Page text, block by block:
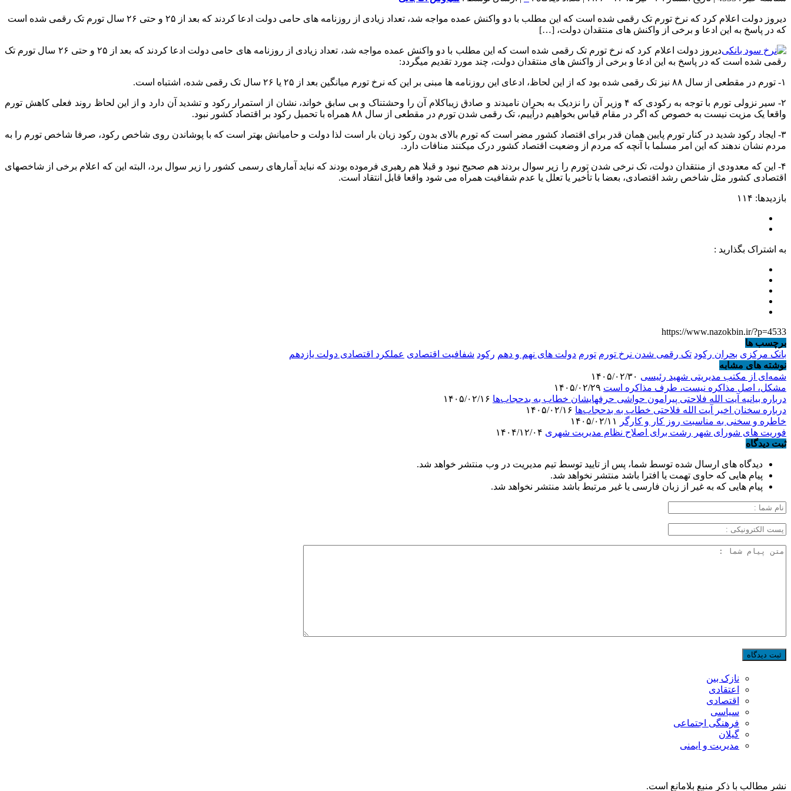
دیروز دولت اعلام کرد که نرخ تورم تک رقمی شده است که این مطلب با دو واکنش عمده مواجه شد، تعداد زیادی از روزنامه های حامی دولت ادعا کردند که بعد از ۲۵ و حتی ۲۶ سال تورم تک رقمی شده است
که در پاسخ به این ادعا و برخی از واکنش های منتقدان دولت، […]
دیروز دولت اعلام کرد که نرخ تورم تک رقمی شده است که این مطلب با دو واکنش عمده مواجه شد، تعداد زیادی از روزنامه های حامی دولت ادعا کردند که بعد از ۲۵ و حتی ۲۶ سال تورم تک
رقمی شده است که در پاسخ به این ادعا و برخی از واکنش های منتقدان دولت، چند مورد تقدیم میگردد:
۱- تورم در مقطعی از سال ۸۸ نیز تک رقمی شده بود که از این لحاظ، ادعای این روزنامه ها مبنی بر این که نرخ تورم میانگین بعد از ۲۵ یا ۲۶ سال تک رقمی شده، اشتباه است.
۲- سیر نزولی تورم با توجه به رکودی که ۴ وزیر آن را نزدیک به بحران نامیدند و صادق زیباکلام آن را وحشتناک و بی سابق خواند، نشان از استمرار رکود و تشدید آن دارد و از این لحاظ روند فعلی کاهش تورم
واقعا یک مزیت نیست به خصوص که اگر در مقام قیاس بخواهیم درآییم، تک رقمی شدن تورم در مقطعی از سال ۸۸ همراه با تحمیل رکود بر اقتصاد کشور نبود.
۳- ایجاد رکود شدید در کنار تورم پایین همان قدر برای اقتصاد کشور مضر است که تورم بالای بدون رکود زیان بار است لذا دولت و حامیانش بهتر است که با پوشاندن روی شاخص رکود، صرفا شاخص تورم را به
مردم نشان ندهند که این امر مسلما با آنچه که مردم از وضعیت اقتصاد کشور درک میکنند منافات دارد.
۴- این که معدودی از منتقدان دولت، تک نرخی شدن تورم را زیر سوال بردند هم صحیح نبود و قبلا هم رهبری فرموده بودند که نباید آمارهای رسمی کشور را زیر سوال برد، البته این که اعلام برخی از شاخصهای
اقتصادی کشور مثل شاخص رشد اقتصادی، بعضا با تأخیر یا تعلل یا عدم شفافیت همراه می شود واقعا قابل انتقاد است.
بازدیدها: ۱۱۴
به اشتراک بگذارید :
https://www.nazokbin.ir/?p=4533
برچسب ها
بانک مرکزی بحران رکود تک رقمی شدن نرخ تورم تورم دولت های نهم و دهم رکود شفافیت اقتصادی عملکرد اقتصادی دولت یازدهم
نوشته های مشابه
شمه‌ای از مکتب مدیریتی شهید رئیسی
مشکل، اصل مذاکره نیست، طرف مذاکره است
درباره بیانیه آیت الله فلاحتی پیرامون حواشی حرفهایشان خطاب به بدحجاب‌ها
درباره سخنان اخیر آیت الله فلاحتی خطاب به بدحجاب‌ها
خاطره و سخنی به مناسبت روز کار و کارگر
فوریت های شورای شهر رشت برای اصلاح نظام مدیریت شهری
ثبت دیدگاه
دیدگاه های ارسال شده توسط شما، پس از تایید توسط تیم مدیریت در وب منتشر خواهد شد.
پیام هایی که حاوی تهمت یا افترا باشد منتشر نخواهد شد.
پیام هایی که به غیر از زبان فارسی یا غیر مرتبط باشد منتشر نخواهد شد.
نازک بین
اعتقادی
اقتصادی
سیاسی
فرهنگی اجتماعی
گیلان
مدیریت و ایمنی
نشر مطالب با ذکر منبع بلامانع است.